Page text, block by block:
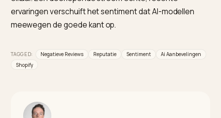
aanbevelingen?
Vooral als je ze negeert. Een paar eerlijke negatieve
verspreide, onbeantwoorde klachten, die een model
overneemt en herhaalt. Reageren en oplossen
Moet ik negatieve reviews verwijderen?